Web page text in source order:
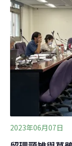
人及投資額110
引發暴雨招淹水
出，會依據港
降雨不淹水，採
發揮功能。昨日
學系博士、來自
2023年06月07日